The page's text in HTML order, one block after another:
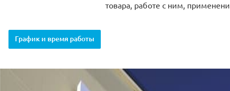
товара, работе с ним,
График и время работы